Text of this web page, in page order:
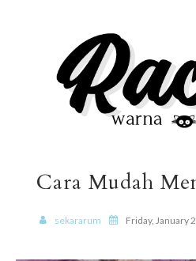
Cara Mudah
sekararum Friday, January